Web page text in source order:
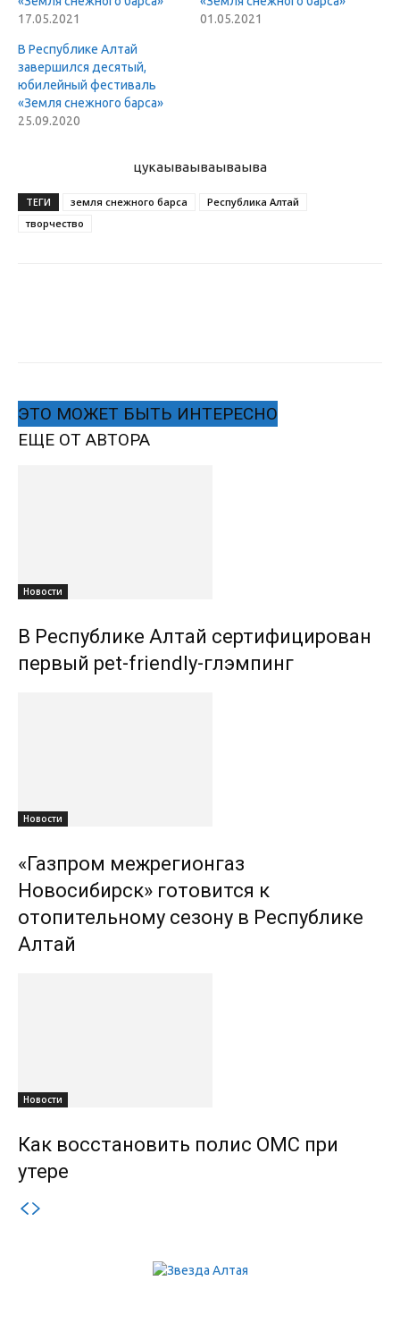
17.05.2021
01.05.2021
В Республике Алтай
завершился десятый,
юбилейный фестиваль
«Земля снежного барса»
25.09.2020
цукаываываываыва
ТЕГИ земля снежного барса
Республика Алтай
творчество
ЭТО МОЖЕТ БЫТЬ ИНТЕРЕСНО
ЕЩЕ ОТ АВТОРА
Новости
В Республике Алтай сертифицирован
первый pet-friendly-глэмпинг
Новости
«Газпром межрегионгаз
Новосибирск» готовится к
отопительному сезону в Республике
Алтай
Новости
Как восстановить полис ОМС при
утере